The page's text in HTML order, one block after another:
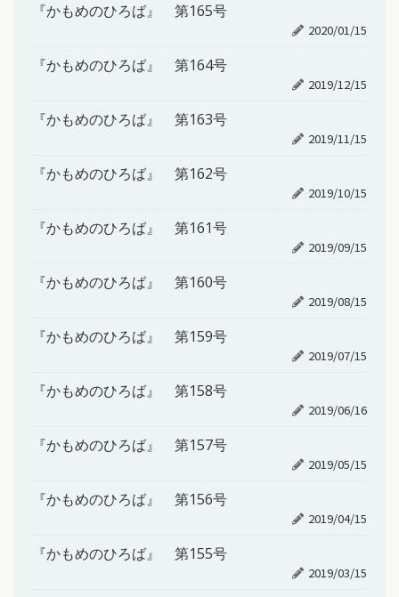
『かもめのひろば』 第165号
2020/01/15
『かもめのひろば』 第164号
2019/12/15
『かもめのひろば』 第163号
2019/11/15
『かもめのひろば』 第162号
2019/10/15
『かもめのひろば』 第161号
2019/09/15
『かもめのひろば』 第160号
2019/08/15
『かもめのひろば』 第159号
2019/07/15
『かもめのひろば』 第158号
2019/06/16
『かもめのひろば』 第157号
2019/05/15
『かもめのひろば』 第156号
2019/04/15
『かもめのひろば』 第155号
2019/03/15